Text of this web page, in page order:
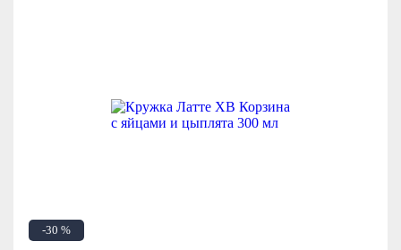
-30 %